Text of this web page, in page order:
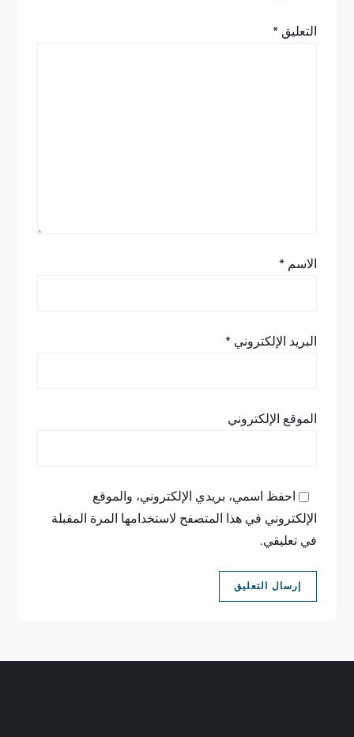
التعليق*
الاسم*
البريد الإلكتروني*
الموقع الإلكتروني
احفظ اسمي، بريدي الإلكتروني، والموقع
الإلكتروني في هذا المتصفح لاستخدامها المرة المقبلة
في تعليقي.